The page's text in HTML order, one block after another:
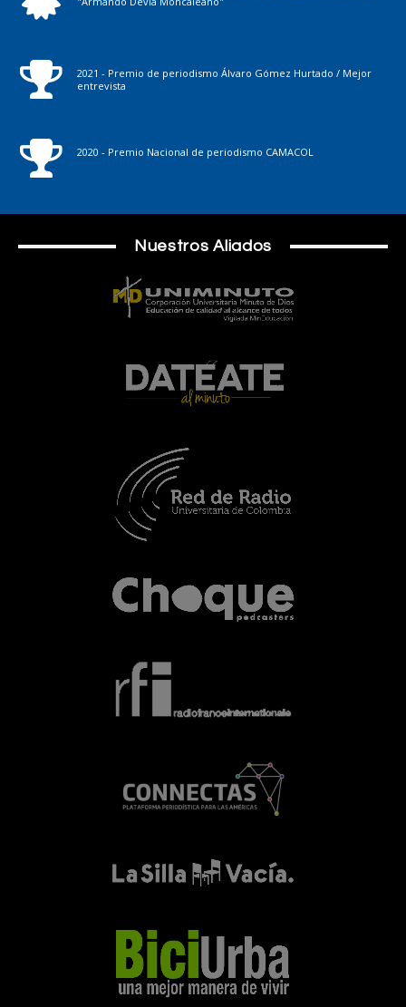
2021 - Premio de periodismo Álvaro Gómez Hurtado / Mejor
entrevista
2020 - Premio Nacional de periodismo CAMACOL
Nuestros Aliados